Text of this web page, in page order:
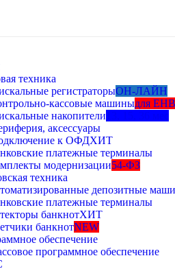
техника
регистраторыОН-ЛАЙН
кассовые машиныдля
накопители
аксессуары
к ОФДХИТ
платежные терминалы
модернизации54-ФЗ
техника
депозитные
платежные терминалы
банкнотХИТ
банкнотNEW
обеспечение
программное обеспечение